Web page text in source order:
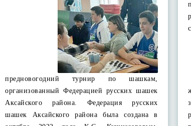
предновогодний турнир по шашкам,
организованный Федерацией русских шашек
Аксайского района. Федерация русских
шашек Аксайского района была создана в